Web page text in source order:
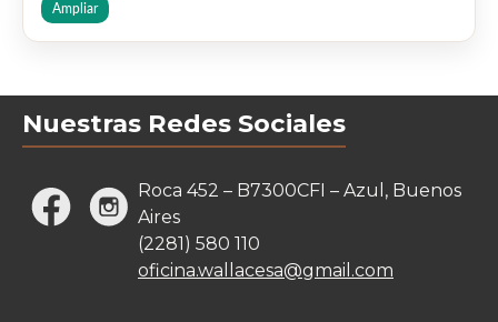
Ampliar
Nuestras Redes Sociales
Roca 452 – B7300CFI – Azul, Buenos
Aires
(2281) 580 110
oficina.wallacesa@gmail.com